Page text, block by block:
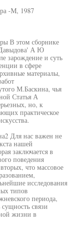
-M, 1987
В этом сборнике
А Ю
зарождение и суть
в сфере
материалы,
М.Баскина, чья
Статья А
но, к
практическое
Для нас важен не
нашей
заключается в
поведения
что массовое
исследования
типов
периода,
связи
жизни в